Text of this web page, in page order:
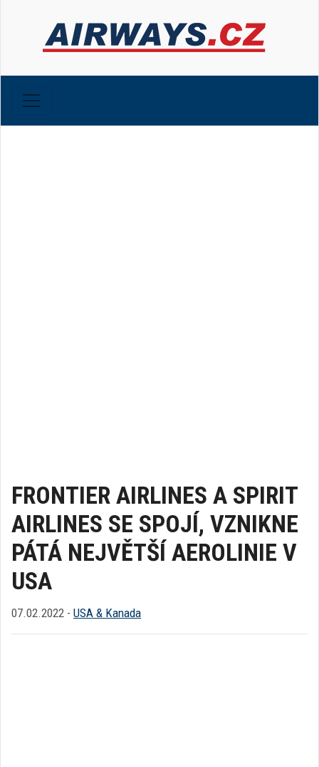
FRONTIER AIRLINES A SPIRIT
AIRLINES SE SPOJÍ, VZNIKNE
PÁTÁ NEJVĚTŠÍ AEROLINIE V
USA
07.02.2022 - USA & Kanada